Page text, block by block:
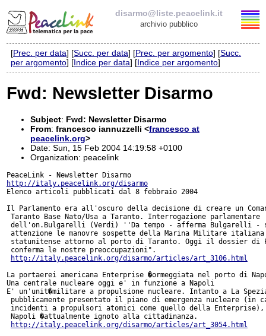
disarmo@liste.peacelink.it
archivio pubblico
Elenco delle liste
Policy delle liste di PeaceLink
Richieste di rimozione
[Prec. per data] [Succ. per data] [Prec. per argomento] [Succ.
per argomento] [Indice per data] [Indice per argomento]
Fwd: Newsletter Disarmo
Subject: Fwd: Newsletter Disarmo
From: francesco iannuzzelli <francesco at
peacelink.org>
Date: Sun, 15 Feb 2004 14:19:58 +0100
Organization: peacelink
PeaceLink - Newsletter Disarmo
http://italy.peacelink.org/disarmo
Elenco articoli pubblicati dal 8 febbraio 2004
Il Parlamento era all'oscuro della decisione di creare un
Taranto Base Nato/Usa a Taranto. Interrogazione parlamentare
dell'on.Bulgarelli (Verdi) ''Da tempo - afferma Bulgarelli -
attenzione le manovre sospette della Marina Militare
statunitense attorno al porto di Taranto. Oggi il dossier di
conferma le nostre preoccupazioni".
http://italy.peacelink.org/disarmo/articles/art_3106.html
La portaerei americana Enterprise �ormeggiata nel porto di
Una centrale nucleare oggi e' in funzione a Napoli
E' un'unit�militare a propulsione nucleare. Intanto a La
pubblicamente presentato il piano di emergenza nucleare (in
incidenti a propulsori atomici come quello della Enterprise),
Napoli �attualmente ignoto alla cittadinanza.
http://italy.peacelink.org/disarmo/articles/art_3054.html